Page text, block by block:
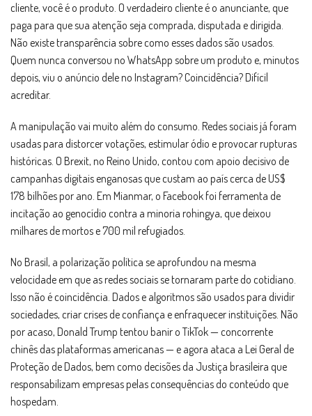
cliente, você é o produto. O verdadeiro cliente é o anunciante, que
paga para que sua atenção seja comprada, disputada e dirigida.
Não existe transparência sobre como esses dados são usados.
Quem nunca conversou no WhatsApp sobre um produto e, minutos
depois, viu o anúncio dele no Instagram? Coincidência? Difícil
acreditar.
A manipulação vai muito além do consumo. Redes sociais já foram
usadas para distorcer votações, estimular ódio e provocar rupturas
históricas. O Brexit, no Reino Unido, contou com apoio decisivo de
campanhas digitais enganosas que custam ao país cerca de US$
178 bilhões por ano. Em Mianmar, o Facebook foi ferramenta de
incitação ao genocídio contra a minoria rohingya, que deixou
milhares de mortos e 700 mil refugiados.
No Brasil, a polarização política se aprofundou na mesma
velocidade em que as redes sociais se tornaram parte do cotidiano.
Isso não é coincidência. Dados e algoritmos são usados para dividir
sociedades, criar crises de confiança e enfraquecer instituições. Não
por acaso, Donald Trump tentou banir o TikTok — concorrente
chinês das plataformas americanas — e agora ataca a Lei Geral de
Proteção de Dados, bem como decisões da Justiça brasileira que
responsabilizam empresas pelas consequências do conteúdo que
hospedam.